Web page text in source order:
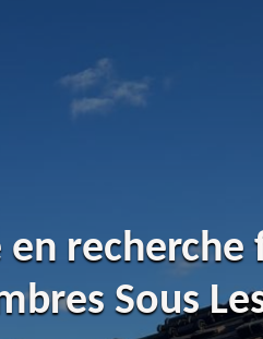
en recherche
Sous